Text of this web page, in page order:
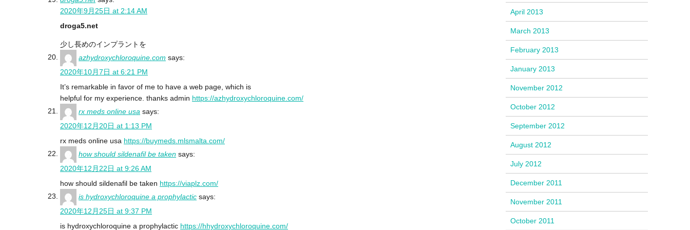
2020年9月25日 at 2:14 AM
droga5.net
少し長めのインプラントを
azhydroxychloroquine.com says:
2020年10月7日 at 6:21 PM
It’s remarkable in favor of me to have a web page, which is
helpful for my experience. thanks admin https://azhydroxychloroquine.com/
rx meds online usa says:
2020年12月20日 at 1:13 PM
rx meds online usa https://buymeds.mlsmalta.com/
how should sildenafil be taken says:
2020年12月22日 at 9:26 AM
how should sildenafil be taken https://viaplz.com/
is hydroxychloroquine a prophylactic says:
2020年12月25日 at 9:37 PM
is hydroxychloroquine a prophylactic https://hhydroxychloroquine.com/
April 2013
March 2013
February 2013
January 2013
November 2012
October 2012
September 2012
August 2012
July 2012
December 2011
November 2011
October 2011